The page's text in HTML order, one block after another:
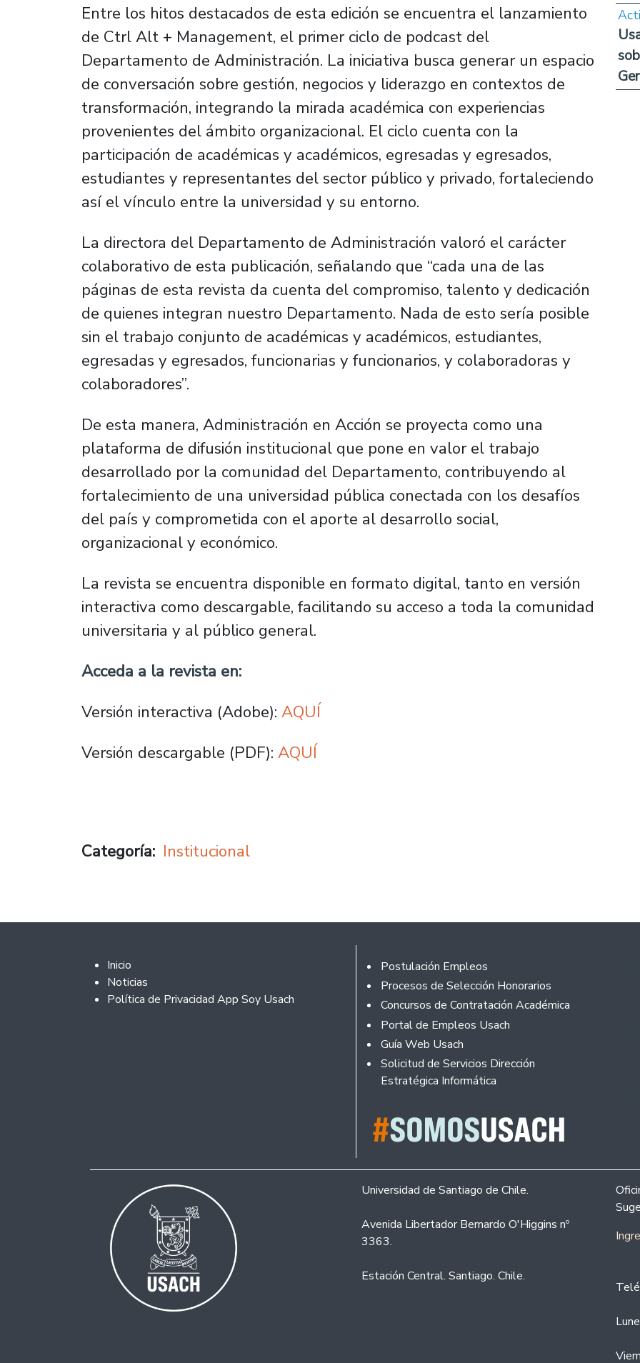
Entre los hitos destacados de esta edición se encuentra el lanzamiento
de Ctrl Alt + Management, el primer ciclo de podcast del
Departamento de Administración. La iniciativa busca generar un espacio
de conversación sobre gestión, negocios y liderazgo en contextos de
transformación, integrando la mirada académica con experiencias
provenientes del ámbito organizacional. El ciclo cuenta con la
participación de académicas y académicos, egresadas y egresados,
estudiantes y representantes del sector público y privado, fortaleciendo
así el vínculo entre la universidad y su entorno.
La directora del Departamento de Administración valoró el carácter
colaborativo de esta publicación, señalando que “cada una de las
páginas de esta revista da cuenta del compromiso, talento y dedicación
de quienes integran nuestro Departamento. Nada de esto sería posible
sin el trabajo conjunto de académicas y académicos, estudiantes,
egresadas y egresados, funcionarias y funcionarios, y colaboradoras y
colaboradores”.
De esta manera, Administración en Acción se proyecta como una
plataforma de difusión institucional que pone en valor el trabajo
desarrollado por la comunidad del Departamento, contribuyendo al
fortalecimiento de una universidad pública conectada con los desafíos
del país y comprometida con el aporte al desarrollo social,
organizacional y económico.
La revista se encuentra disponible en formato digital, tanto en versión
interactiva como descargable, facilitando su acceso a toda la comunidad
universitaria y al público general.
Acceda a la revista en:
Versión interactiva (Adobe): AQUÍ
Versión descargable (PDF): AQUÍ
Categoría Institucional
Footer 2
Inicio
Noticias
Política de Privacidad App Soy Usach
Rodapé
Postulación Empleos
Procesos de Selección Honorarios
Concursos de Contratación Académica
Portal de Empleos Usach
Guía Web Usach
Solicitud de Servicios Dirección
Estratégica Informática
Universidad de Santiago de Chile.
Avenida Libertador Bernardo O'Higgins nº
3363.
Estación Central. Santiago. Chile.